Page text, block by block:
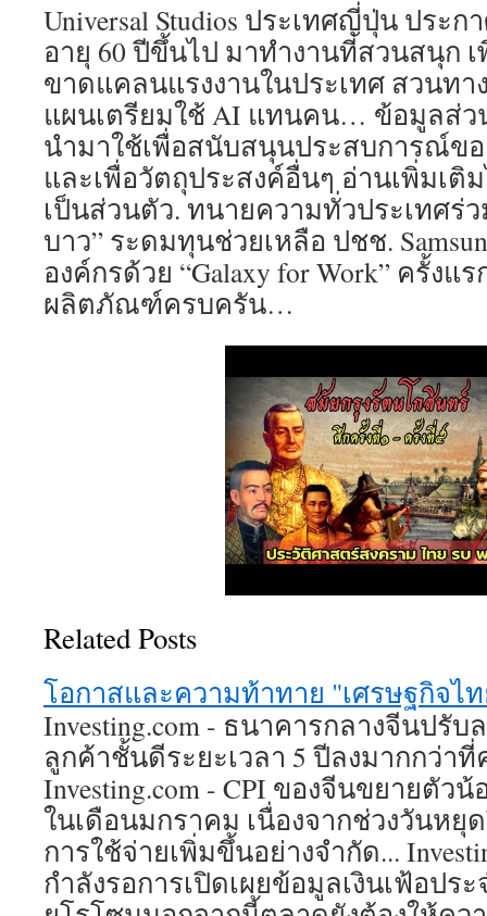
Universal Studios ประเทศญี่ปุ่น ประ
อายุ 60 ปีขึ้นไป มาทำงานที่สวนสนุก
ขาดแคลนแรงงานในประเทศ สวนทา
แผนเตรียมใช้ AI แทนคน… ข้อมูลส่
นำมาใช้เพื่อสนับสนุนประสบการณ์ข
และเพื่อวัตถุประสงค์อื่นๆ อ่านเพิ่มเติ
เป็นส่วนตัว. ทนายความทั่วประเทศร่
บาว” ระดมทุนช่วยเหลือ ปชช.
องค์กรด้วย “Galaxy for Work” ครั้งแ
ผลิตภัณฑ์ครบครัน…
Related Posts
โอกาสและความท้าทาย "เศรษฐกิจไท
Investing.com - ธนาคารกลางจีนปรับ
ลูกค้าชั้นดีระยะเวลา 5 ปีลงมากกว่า
Investing.com - CPI ของจีนขยายตัว
ในเดือนมกราคม เนื่องจากช่วงวันหยุ
การใช้จ่ายเพิ่มขึ้นอย่างจำกัด...
กำลังรอการเปิดเผยข้อมูลเงินเฟ้อปร